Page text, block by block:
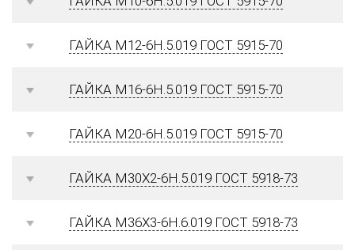
ГАЙКА М12-6Н.5.019 ГОСТ 5915-70
ГАЙКА М16-6Н.5.019 ГОСТ 5915-70
ГАЙКА М20-6Н.5.019 ГОСТ 5915-70
ГАЙКА М30Х2-6Н.5.019 ГОСТ 5918-73
ГАЙКА М36Х3-6Н.6.019 ГОСТ 5918-73